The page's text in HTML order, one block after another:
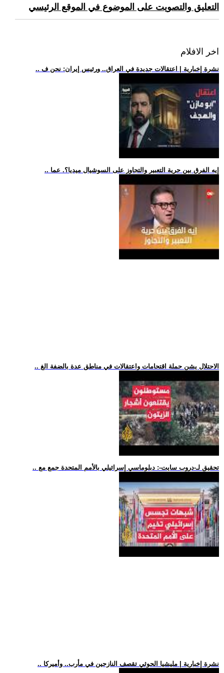
التعليق والتصويت على الموضوع في الموقع الرئيسي
اخر الافلام
.. نشرة إخبارية | اعتقالات جديدة في العراق.. ورئيس إيران: نحن ف
.. إيه الفرق بين حرية التعبير والتجاوز على السوشيال ميديا؟. عما
.. الاحتلال يشن حملة اقتحامات واعتقالات في مناطق عدة بالضفة الغ
.. تحقيق لـ-دروب سايت-: دبلوماسي إسرائيلي بالأمم المتحدة جمع مع
.. نشرة إخبارية | مليشيا الحوثي تقصف النازحين في مأرب.. وأميركا